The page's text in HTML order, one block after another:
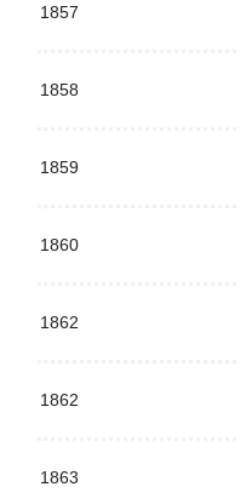
1857
1858
1859
1860
1862
1862
1863